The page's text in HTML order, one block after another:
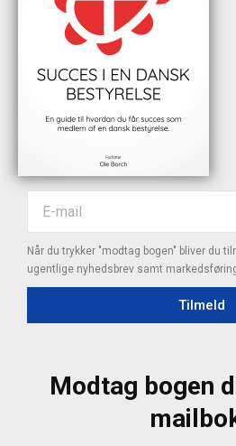
Når du trykker "modtag bogen" bliver du
ugentlige nyhedsbrev samt
Tilmeld
Modtag bogen